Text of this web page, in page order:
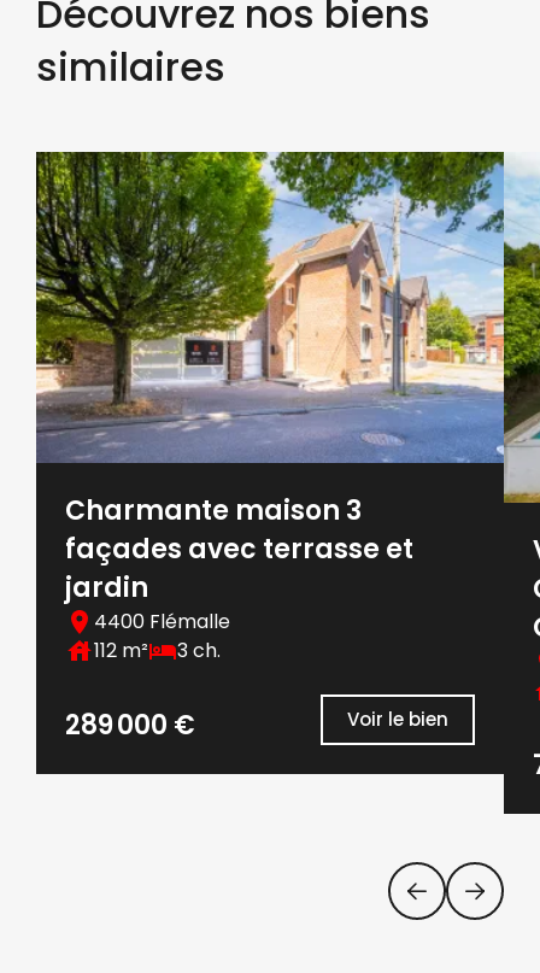
Découvrez nos biens
similaires
Charmante maison 3
façades avec terrasse et
jardin
4400 Flémalle
112 m²
3 ch.
289 000 € Voir le bien